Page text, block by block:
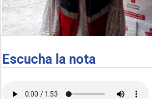
Escucha la nota